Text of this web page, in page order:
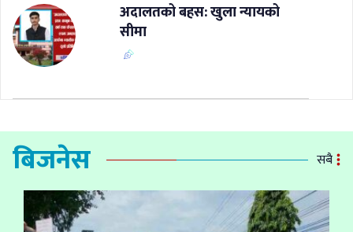
अदालतको बहस: खुला न्यायको
सीमा
बिजनेस सबै